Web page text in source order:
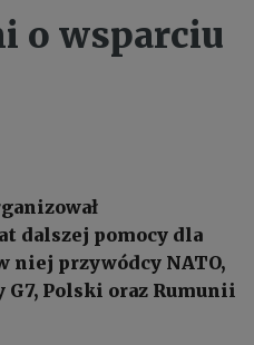
o wsparciu
dalszej pomocy dla
niej przywódcy NATO,
Polski oraz Rumunii